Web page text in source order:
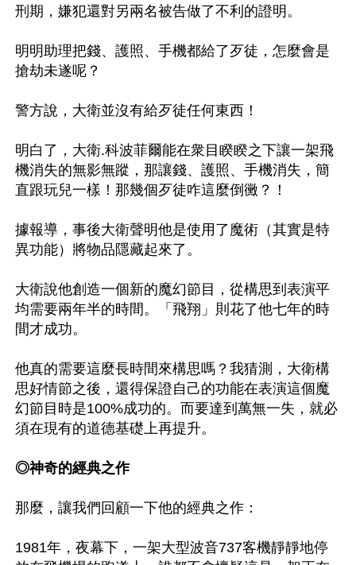
刑期，嫌犯還對另兩名被告做了不利的證明。
明明助理把錢、護照、手機都給了歹徒，怎麼會是
搶劫未遂呢？
警方說，大衛並沒有給歹徒任何東西！
明白了，大衛.科波菲爾能在衆目睽睽之下讓一架飛
機消失的無影無蹤，那讓錢、護照、手機消失，簡
直跟玩兒一樣！那幾個歹徒咋這麼倒黴？！
據報導，事後大衛聲明他是使用了魔術（其實是特
異功能）將物品隱藏起來了。
大衛說他創造一個新的魔幻節目，從構思到表演平
均需要兩年半的時間。「飛翔」則花了他七年的時
間才成功。
他真的需要這麼長時間來構思嗎？我猜測，大衛構
思好情節之後，還得保證自己的功能在表演這個魔
幻節目時是100%成功的。而要達到萬無一失，就必
須在現有的道德基礎上再提升。
◎神奇的經典之作
那麼，讓我們回顧一下他的經典之作：
1981年，夜幕下，一架大型波音737客機靜靜地停